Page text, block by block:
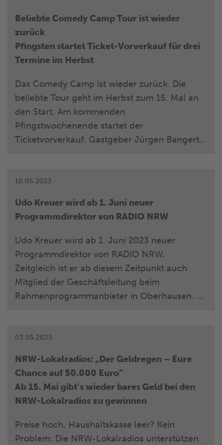
6,183 Mio. Hörer pro Tag (Mo.-Fr.). In der
werberelevanten Zielgruppe 14-49 kommt
der NRW-Lokalfunk auf 2,952 Mio.
Hörer/User (RADIO NRW Audio Total, Hörer
pro Tag, Mo.-Fr.). Mit diesem Ergebnis sind
RADIO NRW und die NRW-Lokalradios
unangefochten bundesweiter Marktführer.
Beliebte Comedy Camp Tour ist wieder
zurück
Pfingsten startet Ticket-Vorverkauf für drei
Termine im Herbst
Das Comedy Camp ist wieder zurück. Die
beliebte Tour geht im Herbst zum 15. Mal an
den Start. Am kommenden
Pfingstwochenende startet der
Ticketvorverkauf. Gastgeber Jürgen Bangert
führen und jede Menge Spaß zu machen. Als
NRW seit 20 Jahren aus dem Lokalradio –
seine Spaß-Anrufe sind mittlerweile berühmt
berüchtigt. Im Jubiläumsjahr lässt Jürgen
Bangert Elvis Eifel – den Meister des
gepflegten Telefonstreichts – gerne auf der
Bühne von der Kette. Es gilt dabei die goldene
Regel: „Wer im Publikum sitzt, ist im
10.05.2023
Udo Kreuer wird ab 1. Juni neuer
Programmdirektor von RADIO NRW
Udo Kreuer wird ab 1. Juni 2023 neuer
Programmdirektor von RADIO NRW.
Zeitgleich ist er ab diesem Zeitpunkt auch
Mitglied der Geschäftsleitung beim
Rahmenprogrammanbieter in Oberhausen. Er
03.05.2023
NRW-Lokalradios: „Der Geldregen – Eure
Chance auf 50.000 Euro“
Ab 15. Mai gibt’s wieder bares Geld bei den
NRW-Lokalradios zu gewinnen
Preise hoch, Haushaltskasse leer? Kein
Problem: Die NRW-Lokalradios unterstützen